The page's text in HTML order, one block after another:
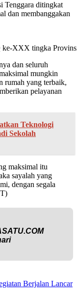
Tenggara ditingkat
dan membanggakan
ke-XXX tingka
dan seluruh
mungkin
rumah yang terbaik,
pelayanan
Teknologi
Sekolah
maksimal itu
sayalah yang
dengan segala
Berjalan Lancar